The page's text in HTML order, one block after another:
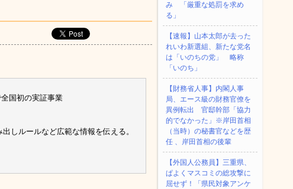
国初の実証事業
しルールなど広範な情報を伝える。
み 「厳重な処罰を求め
る」
【速報】山本太郎が去った
れいわ新選組、新たな党名
は「いのちの党」 略称
「いのち」
【財務省人事】内閣人事
局、エース級の財務官僚を
異例転出 官邸幹部「協力
的でなかった」※岸田首相
（当時）の秘書官などを歴
任 、岸田首相の後輩
【外国人公務員】三重県、
ぱよくマスコミの総攻撃に
屈せず！「県民対象アンケ